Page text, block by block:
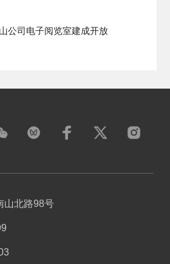
公司电子阅览室建成开放
山北路98号